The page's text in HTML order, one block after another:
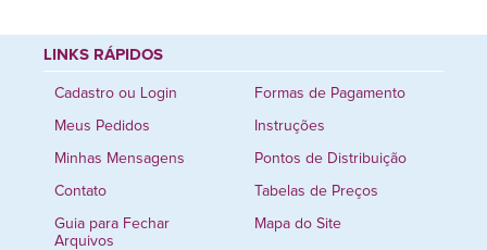
LINKS RÁPIDOS
Cadastro ou Login
Meus Pedidos
Minhas Mensagens
Contato
Guia para Fechar
Arquivos
Formas de Pagamento
Instruções
Pontos de Distribuição
Tabelas de Preços
Mapa do Site